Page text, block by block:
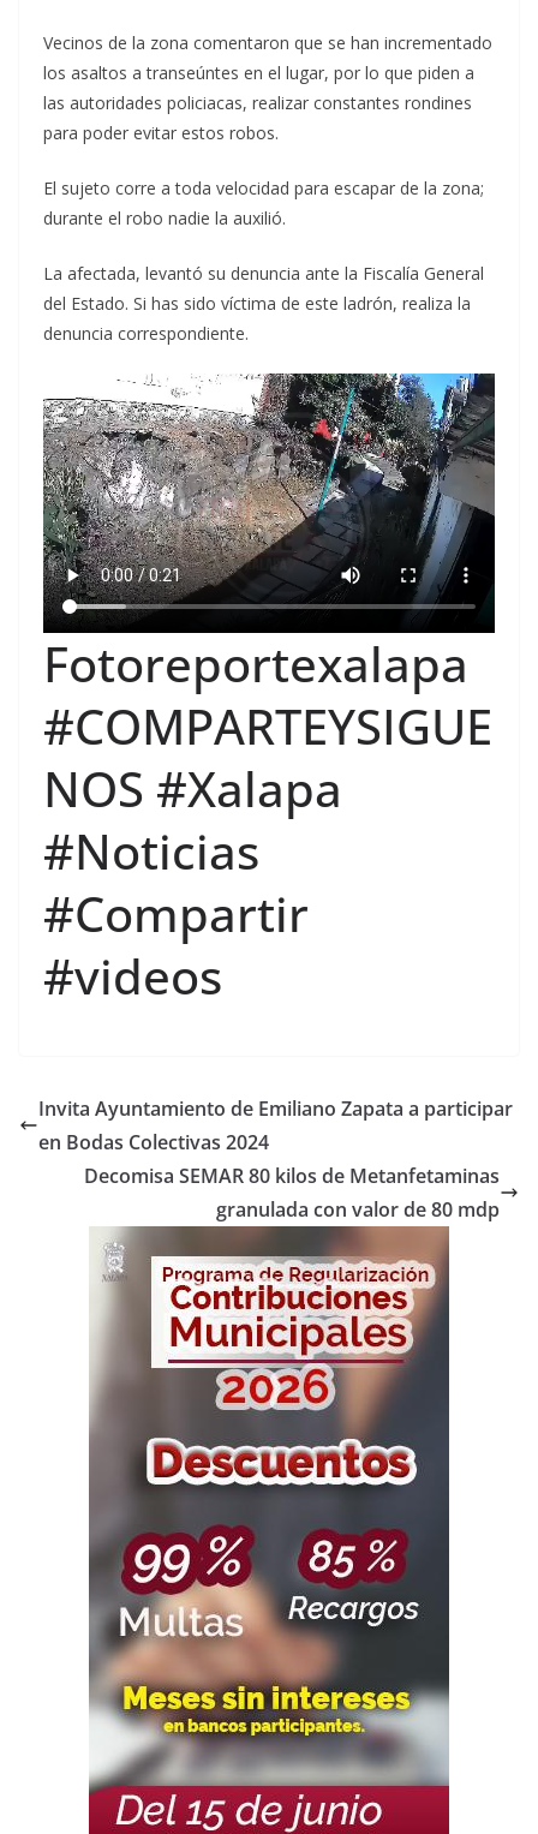
Vecinos de la zona comentaron que se han incrementado
los asaltos a transeúntes en el lugar, por lo que piden a
las autoridades policiacas, realizar constantes rondines
para poder evitar estos robos.
El sujeto corre a toda velocidad para escapar de la zona;
durante el robo nadie la auxilió.
La afectada, levantó su denuncia ante la Fiscalía General
del Estado. Si has sido víctima de este ladrón, realiza la
denuncia correspondiente.
Fotoreportexalapa
#COMPARTEYSIGUE
NOS #Xalapa
#Noticias
#Compartir
#videos
Invita Ayuntamiento de Emiliano Zapata a participar
en Bodas Colectivas 2024
Decomisa SEMAR 80 kilos de Metanfetaminas
granulada con valor de 80 mdp